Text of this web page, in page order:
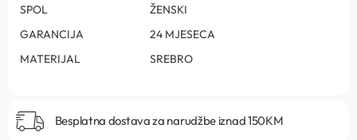
SPOL
ŽENSKI
GARANCIJA
24 MJESECA
MATERIJAL
SREBRO
Besplatna dostava za narudžbe iznad 150KM